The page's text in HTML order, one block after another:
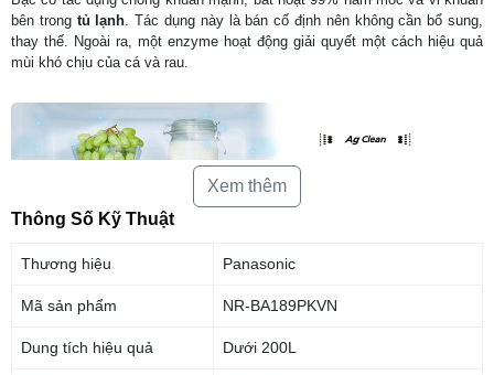
bên trong tủ lạnh . Tác dụng này là bán cố định nên không cần bổ sung,
thay thế. Ngoài ra, một enzyme hoạt động giải quyết một cách hiệu quả
mùi khó chịu của cá và rau.
Xem thêm
Thông Số Kỹ Thuật
Thương hiệu Panasonic
Mã sản phẩm NR-BA189PKVN
Dung tích hiệu quả Dưới 200L